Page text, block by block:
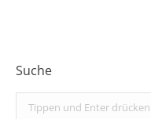
Suche
Search: